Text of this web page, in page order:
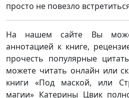
просто не повезло
На нашем сайте Вы
аннотацией к книге,
прочесть популярные
можете читать онлайн или
книги «Под маской, или
магии» Катерины Цвик